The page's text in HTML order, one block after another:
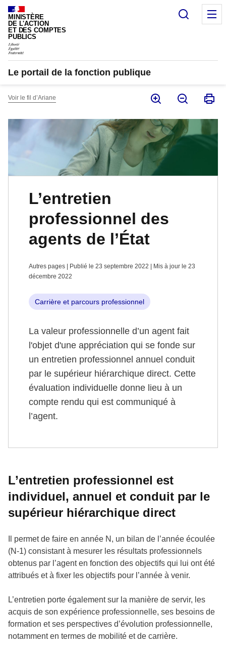
Panneau de gestion des cookies
MINISTÈRE
DE L'ACTION
ET DES COMPTES
PUBLICS
Le portail de la fonction publique
Voir le fil d’Ariane
L’entretien
professionnel des
agents de l’État
Autres pages | Publié le 23 septembre 2022 | Mis à jour le 23
décembre 2022
Carrière et parcours professionnel
La valeur professionnelle d’un agent fait
l'objet d'une appréciation qui se fonde sur
un entretien professionnel annuel conduit
par le supérieur hiérarchique direct. Cette
évaluation individuelle donne lieu à un
compte rendu qui est communiqué à
l’agent.
L’entretien professionnel est
individuel, annuel et conduit par le
supérieur hiérarchique direct
Il permet de faire en année N, un bilan de l’année écoulée
(N-1) consistant à mesurer les résultats professionnels
obtenus par l’agent en fonction des objectifs qui lui ont été
attribués et à fixer les objectifs pour l’année à venir.
L’entretien porte également sur la manière de servir, les
acquis de son expérience professionnelle, ses besoins de
formation et ses perspectives d’évolution professionnelle,
notamment en termes de mobilité et de carrière.